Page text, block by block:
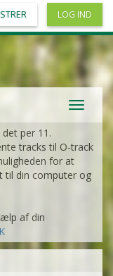
Toggle
per 11.
tracks til O-track
for at
til din computer og
af din
LOG IND